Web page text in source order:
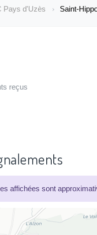
Pays d'Uzès Saint-
reçus
affichées sont